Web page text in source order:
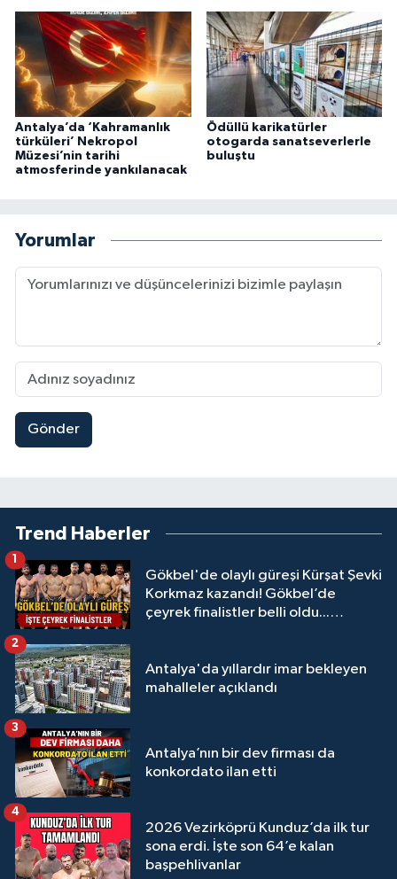
Antalya’da ‘Kahramanlık
türküleri’ Nekropol
Müzesi’nin tarihi
atmosferinde yankılanacak
Ödüllü karikatürler
otogarda sanatseverlerle
buluştu
Yorumlar
Gönder
Trend Haberler
Gökbel'de olaylı güreşi Kürşat Şevki
Korkmaz kazandı! Gökbel’de
çeyrek finalistler belli oldu...
1
Antalya'da yıllardır imar bekleyen
mahalleler açıklandı
2
Antalya’nın bir dev firması da
konkordato ilan etti
3
2026 Vezirköprü Kunduz’da ilk tur
sona erdi. İşte son 64’e kalan
başpehlivanlar
4